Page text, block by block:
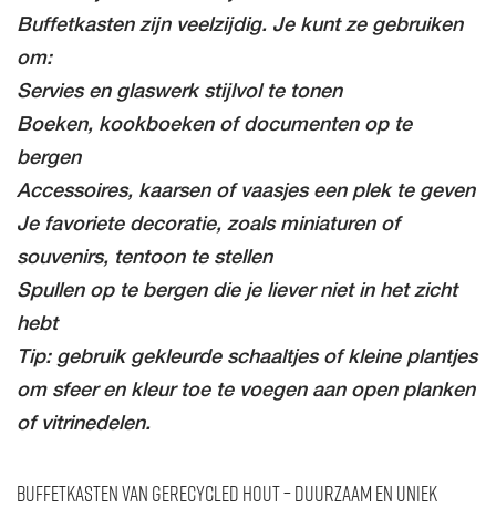
Buffetkasten zijn veelzijdig. Je kunt ze gebruiken
om:
Servies en glaswerk stijlvol te tonen
Boeken, kookboeken of documenten op te
bergen
Accessoires, kaarsen of vaasjes een plek te geven
Je favoriete decoratie, zoals miniaturen of
souvenirs, tentoon te stellen
Spullen op te bergen die je liever niet in het zicht
hebt
Tip: gebruik gekleurde schaaltjes of kleine plantjes
om sfeer en kleur toe te voegen aan open planken
of vitrinedelen.
Buffetkasten van gerecycled hout – Duurzaam en uniek